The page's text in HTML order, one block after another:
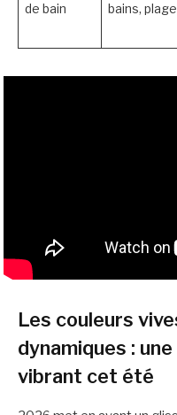
de bain
bains, plage
Les couleurs
dynamiques :
vibrant cet été